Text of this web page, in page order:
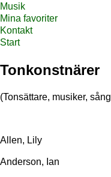
Musik
Mina favoriter
Kontakt
Start
Tonkonstnärer
(Tonsättare, musiker,
Allen, Lily
Anderson, Ian